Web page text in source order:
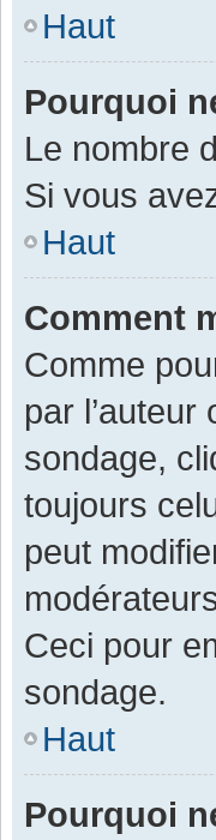
Haut
Pourquoi
Le nombre
Si vous
Haut
Comment
Comme
par
sondage,
toujours
peut
Ceci pour
sondage.
Haut
Pourquoi